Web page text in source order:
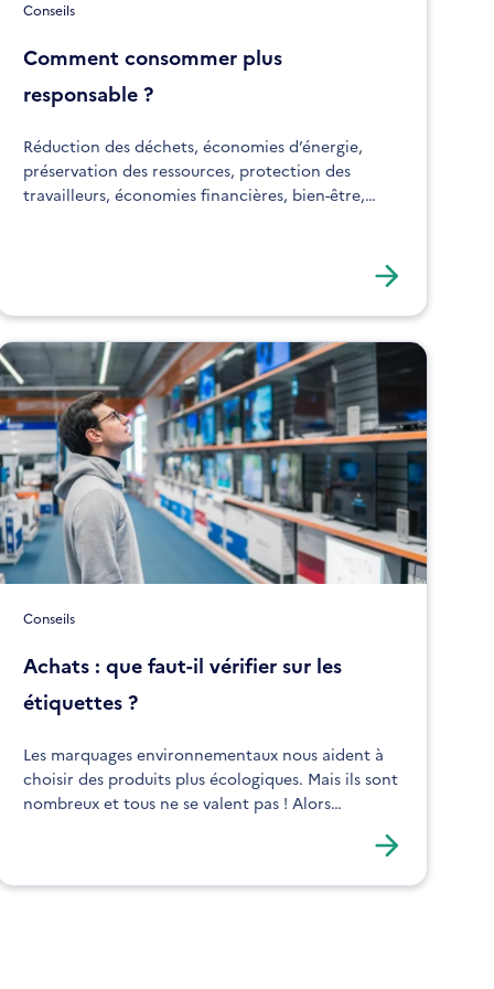
Conseils
Comment consommer plus
responsable ?
Réduction des déchets, économies d’énergie,
préservation des ressources, protection des
travailleurs, économies financières, bien-être,
Conseils
Achats : que faut-il vérifier sur les
étiquettes ?
Les marquages environnementaux nous aident à
choisir des produits plus écologiques. Mais ils sont
nombreux et tous ne se valent pas ! Alors